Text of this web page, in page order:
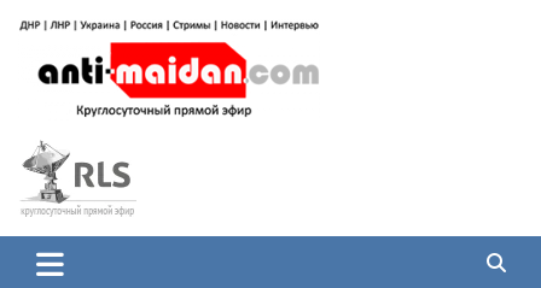
содержимому
Антимайдан: Гражданская война
на Украине
гражданской войне на Украине, включая события в Новороссии, ДНР,
ЛНР и других регионах.